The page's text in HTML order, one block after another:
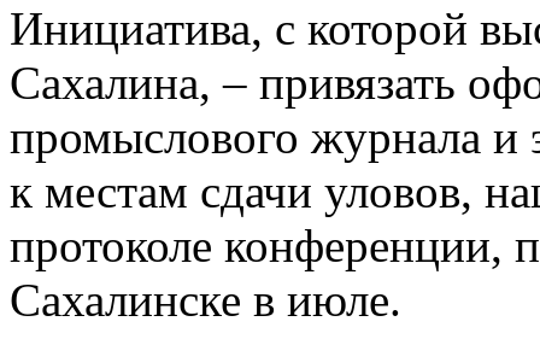
Инициатива, с которой
Сахалина, – привязать
промыслового журнала и
к местам сдачи уловов,
протоколе
Сахалинске в июле.